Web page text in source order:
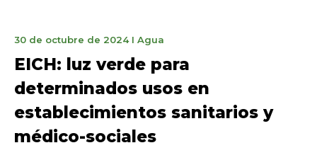
30 de octubre de 202421
noviembre
de
I Agua
EICH: luz verde para
determinados usos en
establecimientos sanitarios y
médico-sociales